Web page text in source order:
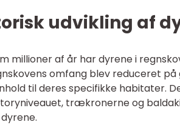
udvikling af
millioner af år har dyrene i
omfang blev reduceret
til deres specifikke habitater.
trækronerne og